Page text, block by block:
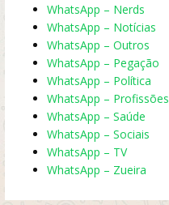
WhatsApp – Nerds
WhatsApp – Notícias
WhatsApp – Outros
WhatsApp – Pegação
WhatsApp – Política
WhatsApp – Profissões
WhatsApp – Saúde
WhatsApp – Sociais
WhatsApp – TV
WhatsApp – Zueira